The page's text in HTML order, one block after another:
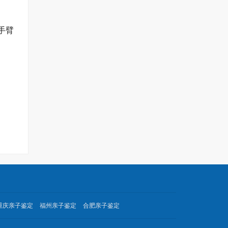
臂
庆亲子鉴定 福州亲子鉴定 合肥亲子鉴定